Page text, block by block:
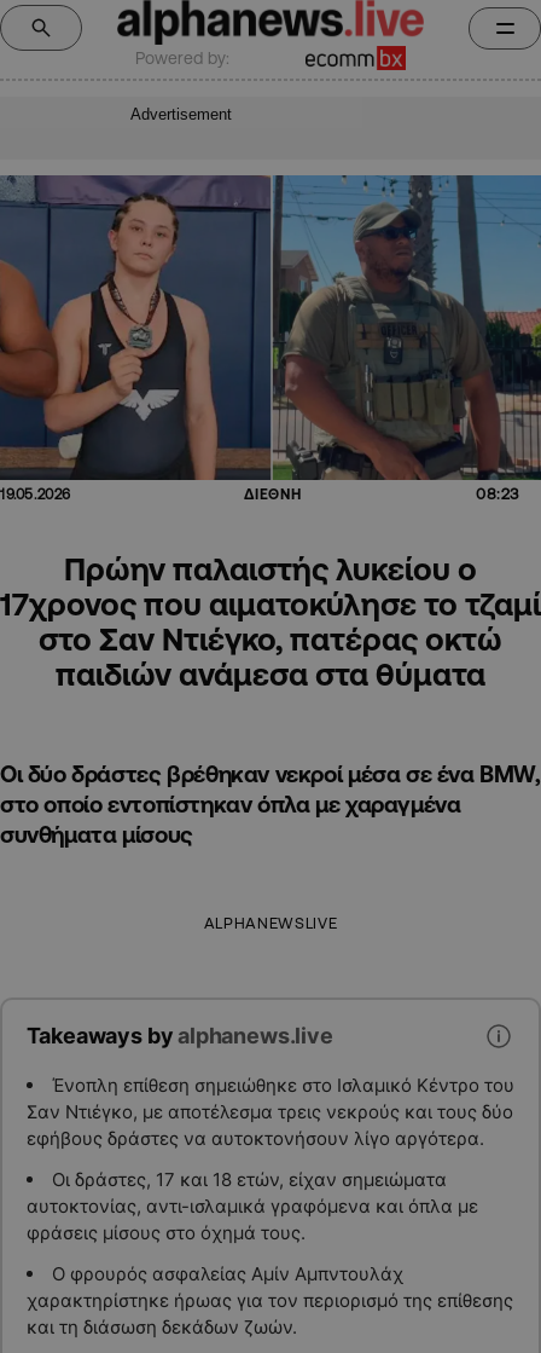
Powered by:
Advertisement
19.05.2026 ΔΙΕΘΝΗ 08:23
Πρώην παλαιστής λυκείου ο
17χρονος που αιματοκύλησε το τζαμί
στο Σαν Ντιέγκο, πατέρας οκτώ
παιδιών ανάμεσα στα θύματα
Οι δύο δράστες βρέθηκαν νεκροί μέσα σε ένα BMW,
στο οποίο εντοπίστηκαν όπλα με χαραγμένα
συνθήματα μίσους
ALPHANEWSLIVE
Takeaways byalphanews.live
Ένοπλη επίθεση σημειώθηκε στο Ισλαμικό Κέντρο του
Σαν Ντιέγκο, με αποτέλεσμα τρεις νεκρούς και τους δύο
εφήβους δράστες να αυτοκτονήσουν λίγο αργότερα.
Οι δράστες, 17 και 18 ετών, είχαν σημειώματα
αυτοκτονίας, αντι-ισλαμικά γραφόμενα και όπλα με
φράσεις μίσους στο όχημά τους.
Ο φρουρός ασφαλείας Αμίν Αμπντουλάχ
χαρακτηρίστηκε ήρωας για τον περιορισμό της επίθεσης
και τη διάσωση δεκάδων ζωών.